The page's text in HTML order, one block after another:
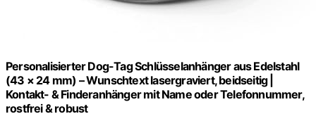
Personalisierter Dog-Tag Schlüsselanhänger aus Edelstahl
(43 × 24 mm) – Wunschtext lasergraviert, beidseitig |
Kontakt- & Finderanhänger mit Name oder Telefonnummer,
rostfrei & robust